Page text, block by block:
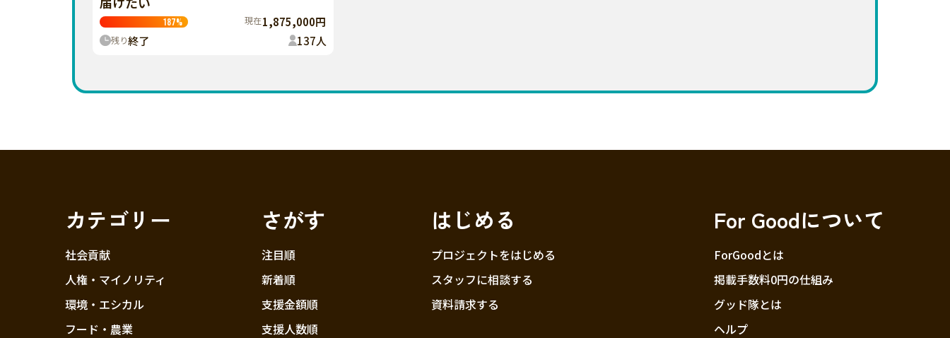
187% 現在1,875,000円
残り終了 137人
カテゴリー
社会貢献
人権・マイノリティ
環境・エシカル
フード・農業
さがす
注目順
新着順
支援金額順
支援人数順
はじめる
プロジェクトをはじめる
スタッフに相談する
資料請求する
For Goodについて
ForGoodとは
掲載手数料0円の仕組み
グッド隊とは
ヘルプ